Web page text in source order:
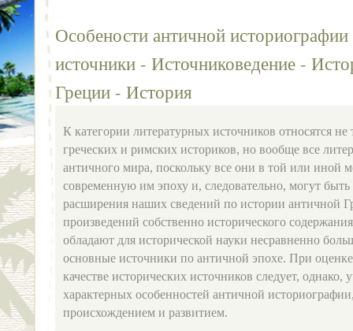
Особености античной
источники - Источниковедение -
Греции - История
К категории литературных источников относятся не
греческих и римских историков, но вообще все
античного мира, поскольку все они в той или иной
современную им эпоху и, следовательно, могут
расширения наших сведений по истории античной
произведений собственно исторического
обладают для исторической науки несравненно
основные источники по античной эпохе. При
качестве исторических источников следует, однако,
характерных особенностей античной
происхождением и развитием.